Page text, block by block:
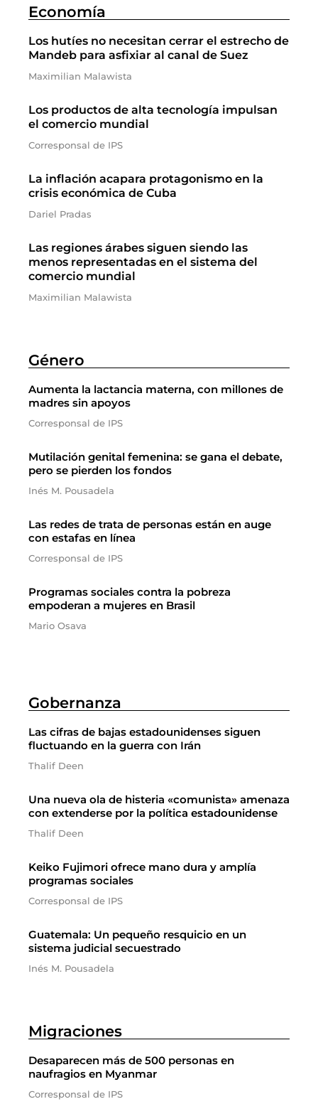
Economía
Los hutíes no necesitan cerrar el estrecho de
Mandeb para asfixiar al canal de Suez
Maximilian Malawista
Los productos de alta tecnología impulsan
el comercio mundial
Corresponsal de IPS
La inflación acapara protagonismo en la
crisis económica de Cuba
Dariel Pradas
Las regiones árabes siguen siendo las
menos representadas en el sistema del
comercio mundial
Maximilian Malawista
Género
Aumenta la lactancia materna, con millones de
madres sin apoyos
Corresponsal de IPS
Mutilación genital femenina: se gana el debate,
pero se pierden los fondos
Inés M. Pousadela
Las redes de trata de personas están en auge
con estafas en línea
Corresponsal de IPS
Programas sociales contra la pobreza
empoderan a mujeres en Brasil
Mario Osava
Gobernanza
Las cifras de bajas estadounidenses siguen
fluctuando en la guerra con Irán
Thalif Deen
Una nueva ola de histeria «comunista» amenaza
con extenderse por la política estadounidense
Thalif Deen
Keiko Fujimori ofrece mano dura y amplía
programas sociales
Corresponsal de IPS
Guatemala: Un pequeño resquicio en un
sistema judicial secuestrado
Inés M. Pousadela
Migraciones
Desaparecen más de 500 personas en
naufragios en Myanmar
Corresponsal de IPS